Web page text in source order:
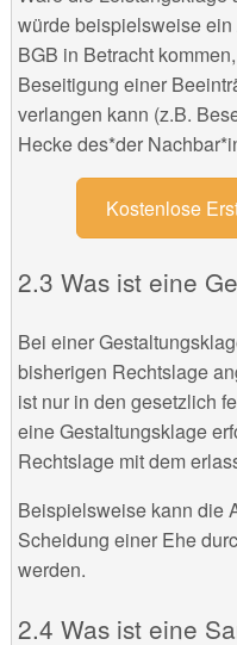
würde beispielsweise
BGB in Betracht
Beseitigung einer
verlangen kann (z.B.
Hecke des*der
Kostenlose
Was ist eine
Bei einer
bisherigen Rechtslage
ist nur in den gesetzlich
eine Gestaltungsklage
Rechtslage mit dem
Beispielsweise kann die
Scheidung einer Ehe
werden.
Was ist eine